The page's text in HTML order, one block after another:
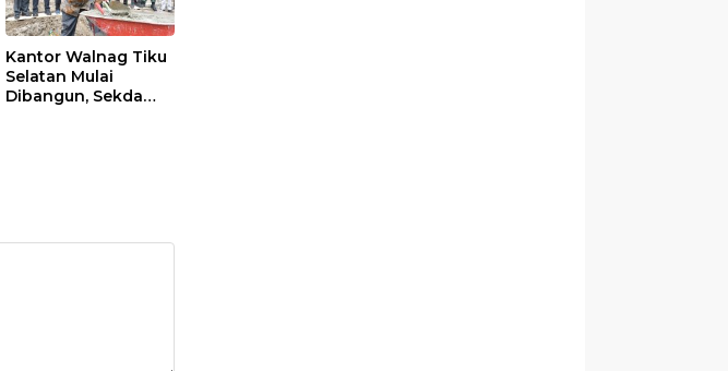
Kantor Walnag Tiku
Selatan Mulai
Dibangun, Sekda